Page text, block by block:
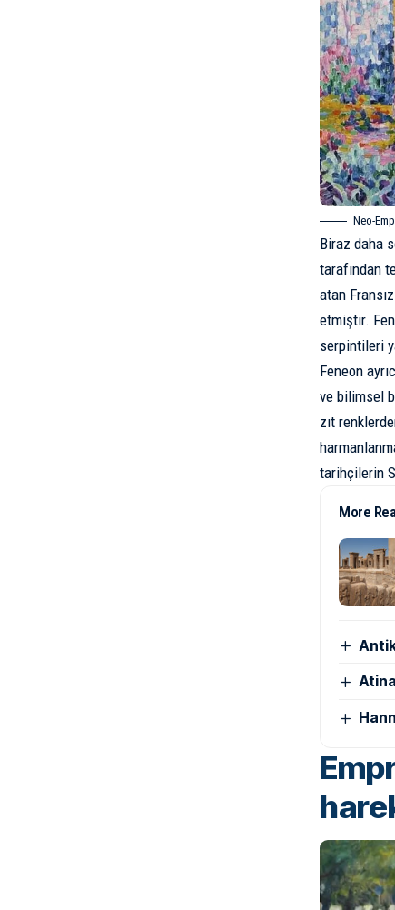
Neo-
Biraz daha
tarafından
atan
etmiştir.
serpintileri
Feneon
ve bilimsel
zıt
tarihçilerin
More